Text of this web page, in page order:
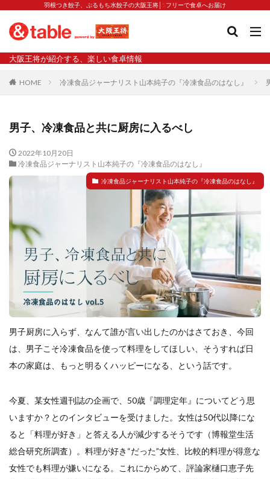
羽根つき餃子、ぷるもち水餃子の大阪王将│5フリーで食卓へお届け
大阪王将が紹介する、楽しい食卓情報
HOME 冷凍食品ジャーナリスト山本純子の『冷凍食品のはなし』
男子、冷凍食品と共に厨房に入るべし
2022年10月20日
冷凍食品ジャーナリスト山本純子の『冷凍食品のはなし』
冷凍食品ジャーナリスト山本純子の『冷凍食品のはなし』
男子厨房に入らず、なんて誰が言い出したのかはさておき、今回
は、男子こそ冷凍食品を使って料理をしてほしい、そうすれば日
本の家庭は、もっと明るくハッピーになる、という話です。
今夏、某女性週刊誌の企画で、50歳『調理定年』についてどう思
いますか？とのインタビューを受けました。女性は50代以降にな
ると「料理が好き」と答える人が減少するそうです（博報堂生活
総合研究所調査）。料理が好き“だった”女性、比較的料理が得意な
女性でも料理が嫌いになる。これにからめて、評論家樋口恵子先
タグ
2023新商品 炒飯の素 業務スーパー
水餃子
減塩
渡韓 渡韓ごっこ 炒飯
焼きそば
焼売と飲みたい
焼酎 猛暑 栄養
白くなる
大阪王将 背徳のバターすぎるぎょうざ
天津飯
宮崎辛麺 宮崎餃子
小籠包と飲みたい
担々麺
生産者 硬くなる
外食事業
鍋
鍋スープ
開発秘話
関西万博 食と栄養 餃子
辛
餃子と食べたい
餃子と飲みたい 魚醬
麺
麻婆豆腐
通販 質問
節約
肉汁爆弾餃子
羽根つき スタミナ肉餃子
羽根つきタン塩餃子
羽根つき餃子
肉ニラ水餃子
肉まん・豚まん
肉餃子 豚まん
膨らむ
蒸籠
衛生管理
袋入り餃子
夏
5フリー
お酒
おうちde街中華コミュニティ
おうちごはん
おでん
お取り寄せ
お好み焼き お弁当
キッチンSCM
うどん
キャンプ
キャンペーン